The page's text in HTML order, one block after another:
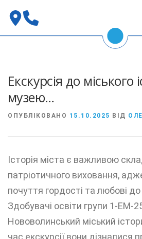
Екскурсія до міського
музею…
ОПУБЛІКОВАНО 15.10.2025 ВІД
Історія міста є важливою
патріотичного виховання,
почуття гордості та любові
Здобувачі освіти групи 1-ЕМ-
Нововолинський міський
час екскурсії вони дізналися